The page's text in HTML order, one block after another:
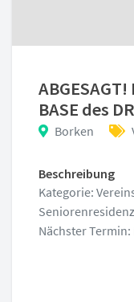
BASE des
Borken
Beschreibung
Kategorie:
Nächster Termin: